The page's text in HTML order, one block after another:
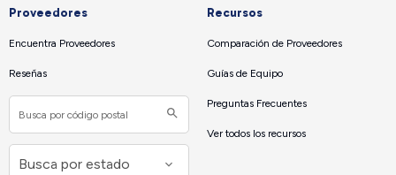
Proveedores
Encuentra Proveedores
Reseñas
Recursos
Comparación de Proveedores
Guías de Equipo
Preguntas Frecuentes
Ver todos los recursos